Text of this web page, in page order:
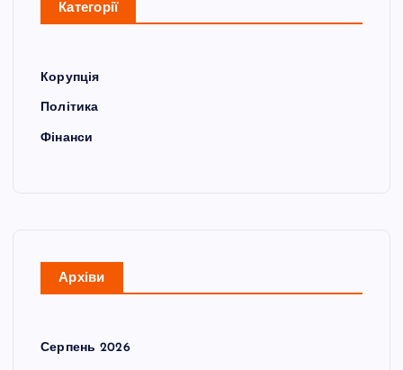
Категорії
Корупція
Політика
Фінанси
Архіви
Серпень 2026